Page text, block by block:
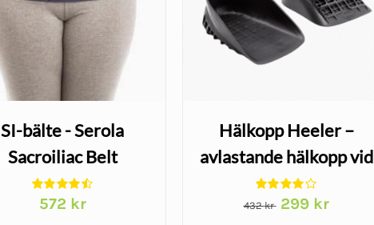
SI-bälte - Serola
Sacroiliac Belt
572 kr
Hälkopp Heeler –
avlastande hälkopp vid
hälsporre och
hälsmärta
432kr
Det
299 krDet